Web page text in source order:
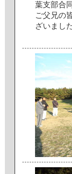
葉支部合同
ご父 兄の
ざい ま し